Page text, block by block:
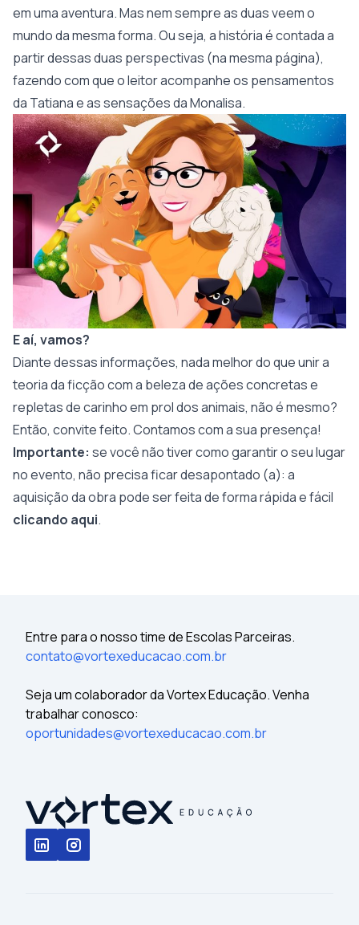
em uma aventura. Mas nem sempre as duas veem o
mundo da mesma forma. Ou seja, a história é contada a
partir dessas duas perspectivas (na mesma página),
fazendo com que o leitor acompanhe os pensamentos
da Tatiana e as sensações da Monalisa.
E aí, vamos?
Diante dessas informações, nada melhor do que unir a
teoria da ficção com a beleza de ações concretas e
repletas de carinho em prol dos animais, não é mesmo?
Então, convite feito. Contamos com a sua presença!
Importante: se você não tiver como garantir o seu lugar
no evento, não precisa ficar desapontado (a): a
aquisição da obra pode ser feita de forma rápida e fácil
clicando aqui.
Entre para o nosso time de Escolas Parceiras.
contato@vortexeducacao.com.br
Seja um colaborador da Vortex Educação. Venha
trabalhar conosco:
oportunidades@vortexeducacao.com.br